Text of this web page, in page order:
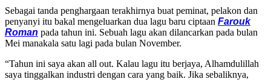
Sebagai tanda penghargaan terakhirnya buat peminat, pelakon dan
penyanyi itu bakal mengeluarkan dua lagu baru ciptaan Farouk
Roman pada tahun ini. Sebuah lagu akan dilancarkan pada bulan
Mei manakala satu lagi pada bulan November.
“Tahun ini saya akan all out. Kalau lagu itu berjaya, Alhamdulillah
saya tinggalkan industri dengan cara yang baik. Jika sebaliknya,